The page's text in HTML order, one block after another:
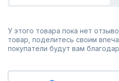
У этого товара пока нет
товар, поделитесь своим
покупатели будут вам